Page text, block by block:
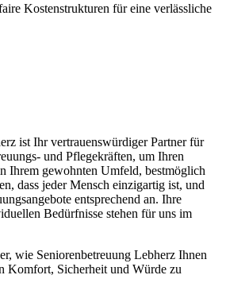
Kostenstrukturen für eine verlässliche
ist Ihr vertrauenswürdiger Partner für
und Pflegekräften, um Ihren
Ihrem gewohnten Umfeld, bestmöglich
dass jeder Mensch einzigartig ist, und
entsprechend an. Ihre
Bedürfnisse stehen für uns im
wie Seniorenbetreuung Lebherz Ihnen
Komfort, Sicherheit und Würde zu